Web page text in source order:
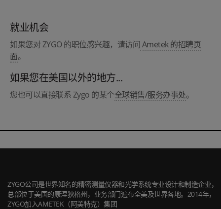
就业机会
如果您对 ZYGO 的职位感兴趣，请访问Ametek 的招聘页
面。
如果您在美国以外的地方...
您也可以直接联系 Zygo 的某个全球销售/服务办事处。
ZYGO公司是世界知名的精密测量仪器和光学系统专业设计和制造企业，
总部位于美国的康涅狄格州，业务部门遍布全美及世界各地。2014年，
ZYGO加入AMETEK（阿美特克）集团